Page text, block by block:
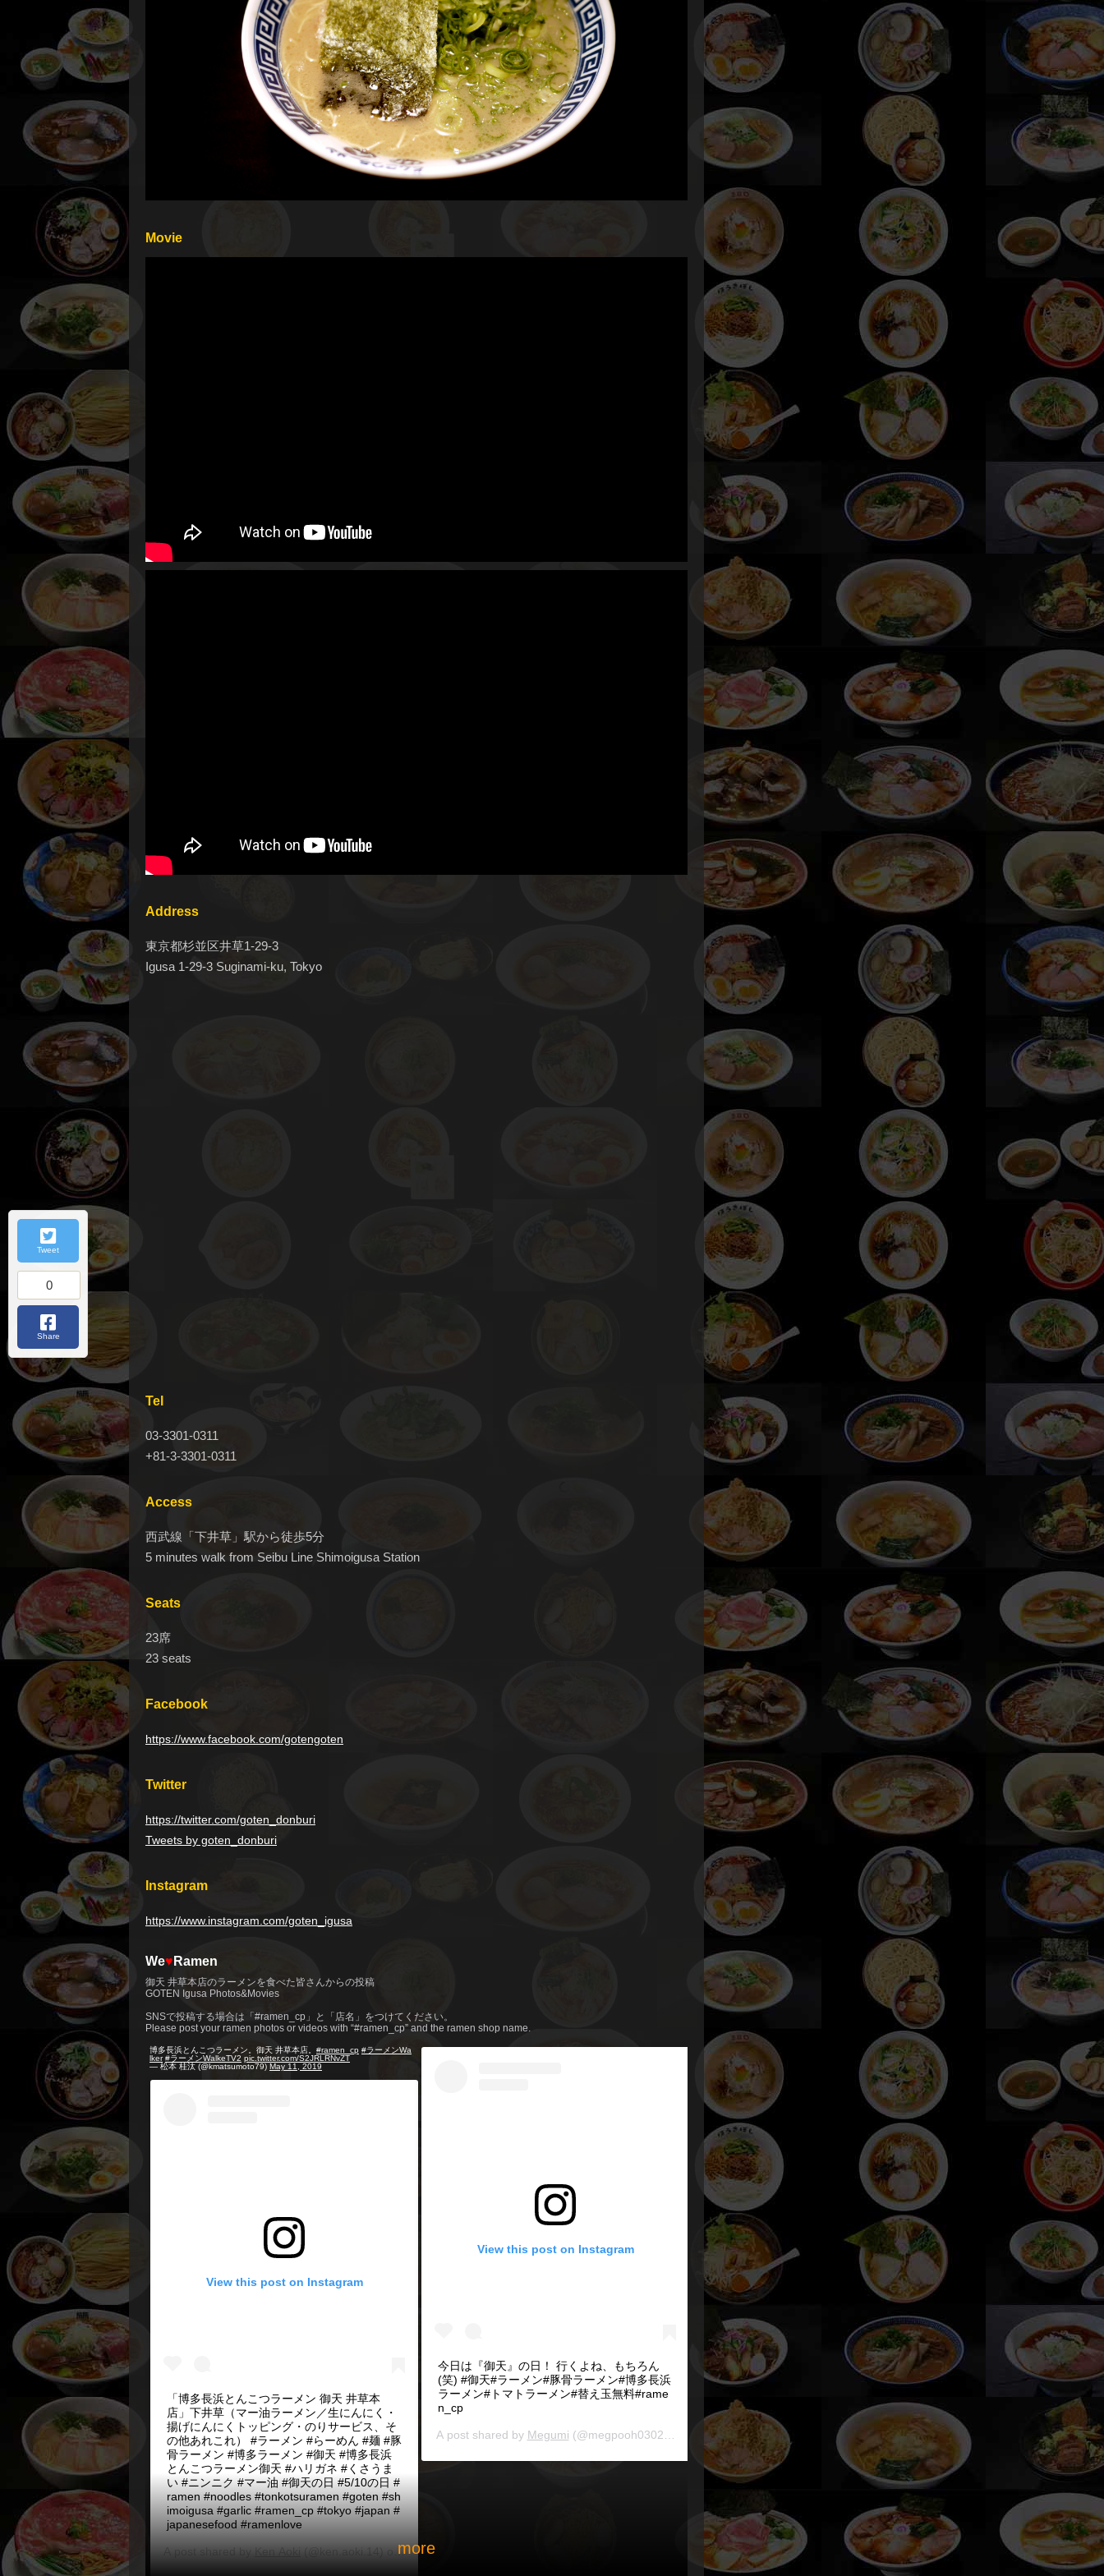
Movie
Address
東京都杉並区井草1-29-3
Igusa 1-29-3 Suginami-ku, Tokyo
Tel
03-3301-0311
+81-3-3301-0311
Access
西武線「下井草」駅から徒歩5分
5 minutes walk from Seibu Line Shimoigusa Station
Seats
23席
23 seats
Facebook
https://www.facebook.com/gotengoten
Twitter
https://twitter.com/goten_donburi
Tweets by goten_donburi
Instagram
https://www.instagram.com/goten_igusa
We♥ Ramen
御天 井草本店のラーメンを食べた皆さんからの投稿
GOTEN Igusa Photos&Movies
SNSで投稿する場合は「#ramen_cp」と「店名」をつけてください。
Please post your ramen photos or videos with “#ramen_cp” and the ramen shop name.
博多長浜とんこつラーメン。御天 井草本店。 #ramen_cp #ラーメンWa
lker #ラーメンWalkeTV2 pic.twitter.com/S2JRLRNvZT
— 松本 桂汰 (@kmatsumoto79) May 11, 2019
View this post on Instagram
「博多長浜とんこつラーメン 御天 井草本
店」下井草（マー油ラーメン／生にんにく・
揚げにんにくトッピング・のりサービス、そ
の他あれこれ） #ラーメン #らーめん #麺 #豚
骨ラーメン #博多ラーメン #御天 #博多長浜
とんこつラーメン御天 #ハリガネ #くさうま
い #ニンニク #マー油 #御天の日 #5/10の日 #
ramen #noodles #tonkotsuramen #goten #sh
imoigusa #garlic #ramen_cp #tokyo #japan #
japanesefood #ramenlove
A post shared by Ken Aoki (@ken.aoki.14) onMay 10, 2019 at 10:18pm PDT
View this post on Instagram
今日は『御天』の日！ 行くよね、もちろん
(笑) #御天#ラーメン#豚骨ラーメン#博多長浜
ラーメン#トマトラーメン#替え玉無料#rame
n_cp
A post shared by Megumi (@megpooh0302) on May 10, 2019 at 7:41am PDT
more
Tweet
0
Share